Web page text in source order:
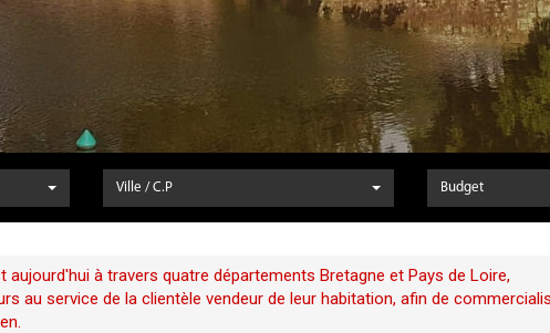
Ville / C.P Budget
aujourd'hui à travers quatre départements Bretagne et Pays de Loire,
au service de la clientèle vendeur de leur habitation, afin de